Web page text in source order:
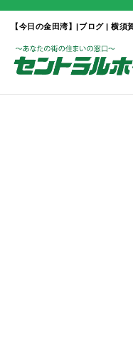
【今日の金田湾】|ブログ | 横須